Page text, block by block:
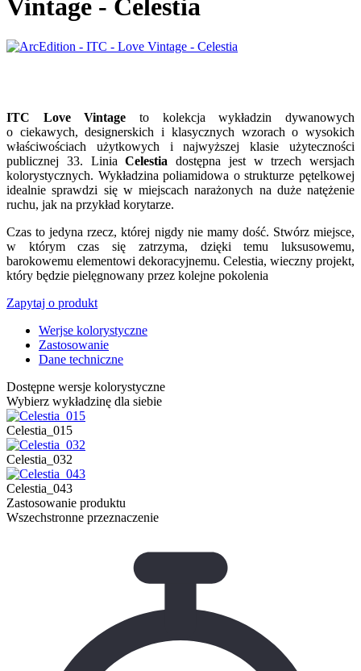
Vintage - Celestia
ITC Love Vintage to kolekcja wykładzin dywanowych
o ciekawych, designerskich i klasycznych wzorach o wysokich
właściwościach użytkowych i najwyższej klasie użyteczności
publicznej 33. Linia Celestia dostępna jest w trzech wersjach
kolorystycznych. Wykładzina poliamidowa o strukturze pętelkowej
idealnie sprawdzi się w miejscach narażonych na duże natężenie
ruchu, jak na przykład korytarze.
Czas to jedyna rzecz, której nigdy nie mamy dość. Stwórz miejsce,
w którym czas się zatrzyma, dzięki temu luksusowemu,
barokowemu elementowi dekoracyjnemu. Celestia, wieczny projekt,
który będzie pielęgnowany przez kolejne pokolenia
Zapytaj o produkt
Werjse kolorystyczne
Zastosowanie
Dane techniczne
Dostępne wersje kolorystyczne
Wybierz wykładzinę dla siebie
Celestia_015
Celestia_032
Celestia_043
Zastosowanie produktu
Wszechstronne przeznaczenie